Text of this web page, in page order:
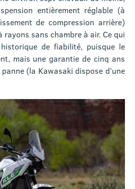
entièrement réglable (à
de compression arrière)
sans chambre à air. Ce qui
de fiabilité, puisque le
mais une garantie de cinq ans
(la Kawasaki dispose d’une